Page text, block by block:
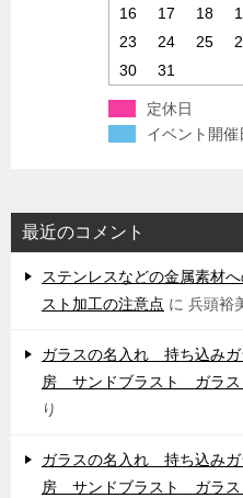
16
17 18
23
24 25
30
31
定休日
イベント開催
最近のコメント
ステンレスなどの金属素材
スト加工の注意点 に 兵頭裕
ガラスの名入れ 持ち込み
房 サンドブラスト ガラ
り
ガラスの名入れ 持ち込み
房 サンドブラスト ガラ